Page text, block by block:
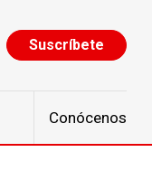
Suscríbete
Conócenos